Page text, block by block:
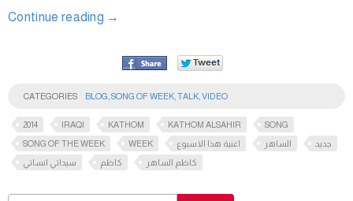
Continue reading →
CATEGORIES BLOG SONG OF WEEK TALK VIDEO
2014 IRAQI KATHOM KATHOM ALSAHIR
SONG
SONG OF THE WEEK
WEEK اغنية هذا الاسبوع الساهر
جديد
سيداتي انساتي
كاظم كاظم الساهر